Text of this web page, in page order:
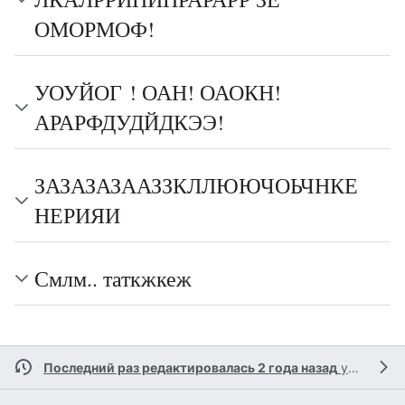
ОМОРМОФ!
УОУЙОГ ! ОАН! ОАОКН!
АРАРФДУДЙДКЭЭ!
ЗАЗАЗАЗААЗЗКЛЛЮЮЧОЬЧНКЕ
НЕРИЯИ
Смлм.. таткжкеж
Последний раз редактировалась 2 года назад участником